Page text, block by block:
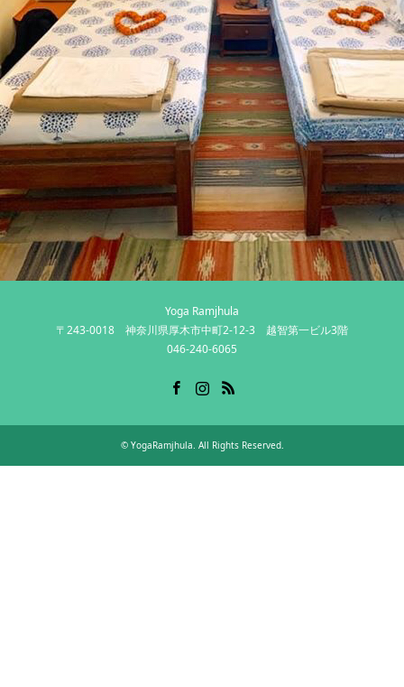
Yoga Ramjhula
〒243-0018 神奈川県厚木市中町2-12-3 越智第一ビル3階
046-240-6065
© YogaRamjhula . All Rights Reserved.